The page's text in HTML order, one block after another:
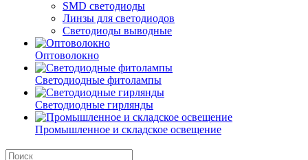
SMD светодиоды
Линзы для светодиодов
Светодиоды выводные
Оптоволокно
Светодиодные фитолампы
Светодиодные гирлянды
Промышленное и складское освещение